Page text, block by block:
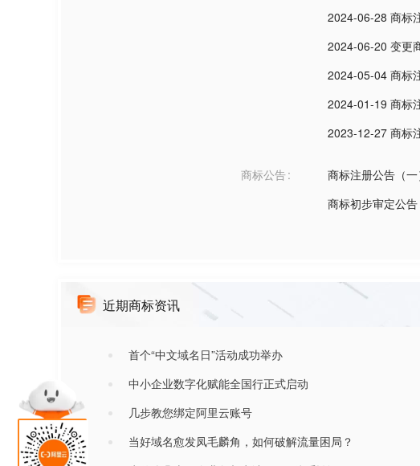
2024-06-28 商标
2024-06-20 变更
2024-05-04 商标
2024-01-19 商标
2023-12-27 商标
商标公告 商标注册公告（一
商标初步审定公告
近期商标资讯
首个“中文域名日”活动成功举办
中小企业数字化赋能全国行正式启动
几步教您绑定阿里云账号
当好域名愈发凤毛麟角，如何破解流量困局？